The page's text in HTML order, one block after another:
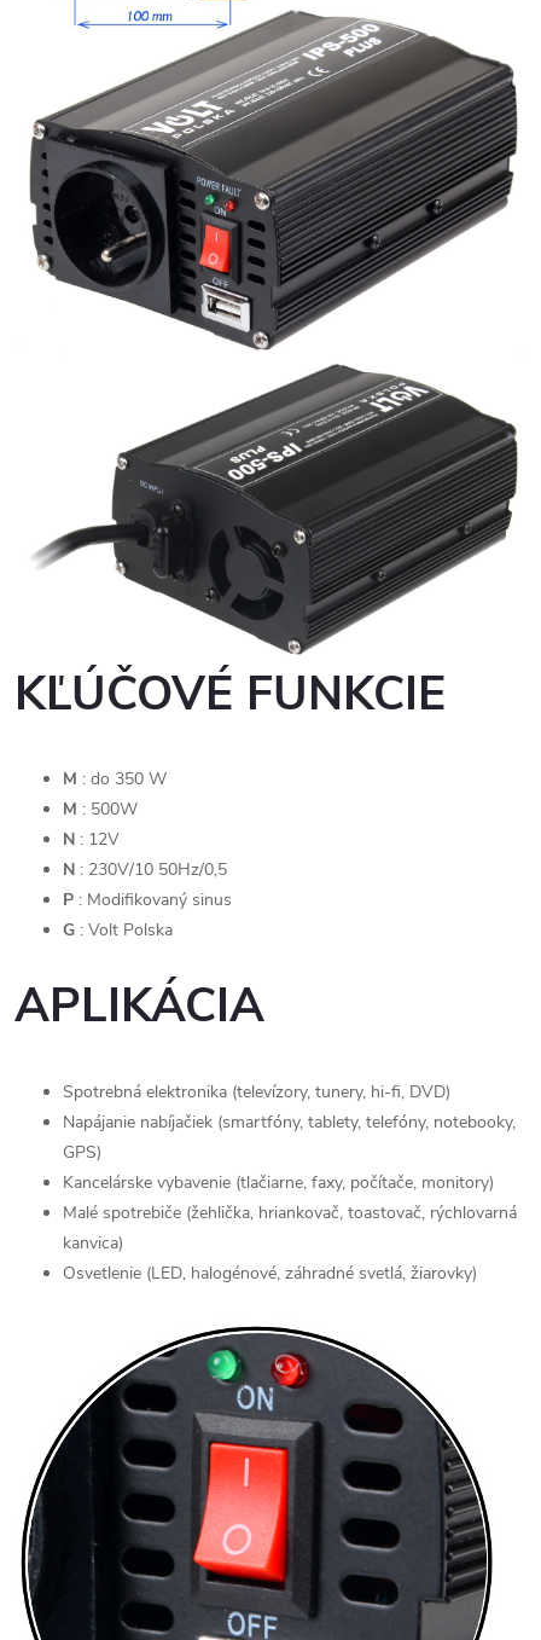
KĽÚČOVÉ FUNKCIE
M : do 350 W
M : 500W
N : 12V
N : 230V/10 50Hz/0,5
P : Modifikovaný sinus
G : Volt Polska
APLIKÁCIA
Spotrebná elektronika (televízory, tunery, hi-fi, DVD)
Napájanie nabíjačiek (smartfóny, tablety, telefóny, notebooky,
GPS)
Kancelárske vybavenie (tlačiarne, faxy, počítače, monitory)
Malé spotrebiče (žehlička, hriankovač, toastovač, rýchlovarná
kanvica)
Osvetlenie (LED, halogénové, záhradné svetlá, žiarovky)